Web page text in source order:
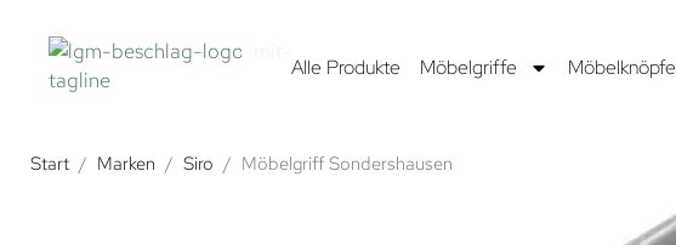
Alle Produkte Möbelgriffe Möbelknöpfe
Start / Marken / Siro / Möbelgriff Sondershausen